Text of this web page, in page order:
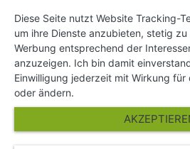
KONTAKT
Impressum
Hilfe und Kontakt
Partner
Presse
Über Uns
Diese Seite nutzt Website Tracking-
um ihre Dienste anzubieten, stetig
Werbung entsprechend der
anzuzeigen. Ich bin damit
Einwilligung jederzeit mit Wirkung
oder ändern.